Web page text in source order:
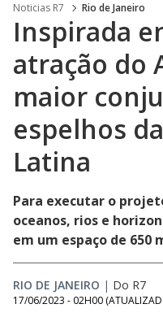
Noticias R7 Rio de Janeiro
Inspirada
atração do
maior
espelhos
Latina
Para executar o
oceanos, rios e
em um espaço de 650
RIO DE JANEIRO | Do R7
17/06/2023 - 02H00